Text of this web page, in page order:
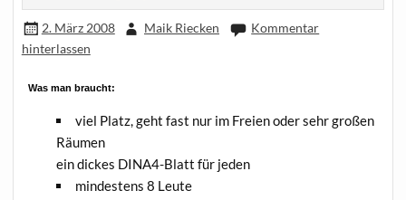
2. März 2008 Maik Riecken
Kommentar
hinterlassen
Was man braucht:
viel Platz, geht fast nur im Frei­en oder sehr gro­ßen
Räumen
ein dickes DINA4-Blatt für jeden
min­des­tens 8 Leute